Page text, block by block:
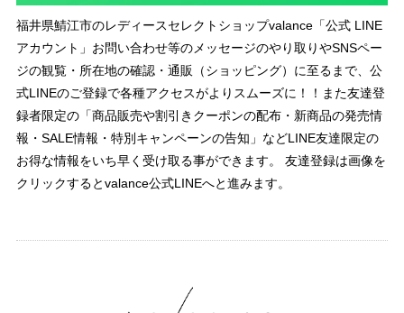
福井県鯖江市のレディースセレクトショップvalance「公式 LINE
アカウント」お問い合わせ等のメッセージのやり取りやSNSペー
ジの観覧・所在地の確認・通販（ショッピング）に至るまで、公
式LINEのご登録で各種アクセスがよりスムーズに！！また友達登
録者限定の「商品販売や割引きクーポンの配布・新商品の発売情
報・SALE情報・特別キャンペーンの告知」などLINE友達限定の
お得な情報をいち早く受け取る事ができます。 友達登録は画像を
クリックするとvalance公式LINEへと進みます。